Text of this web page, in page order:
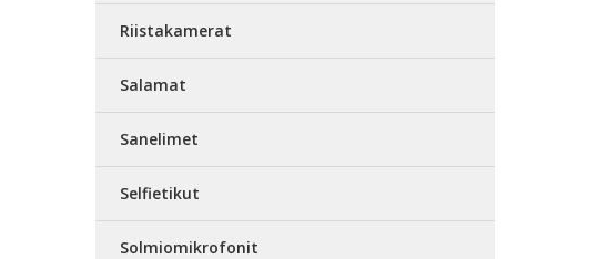
Riistakamerat
Salamat
Sanelimet
Selfietikut
Solmiomikrofonit